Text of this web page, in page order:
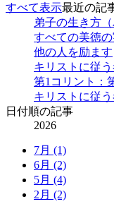
すべて表示最近の記
弟子の生き方
すべての美徳
他の人を励ます
キリストに従
第1コリント：
キリストに従
日付順の記事
2026
7月 (1)
6月 (2)
5月 (4)
2月 (2)